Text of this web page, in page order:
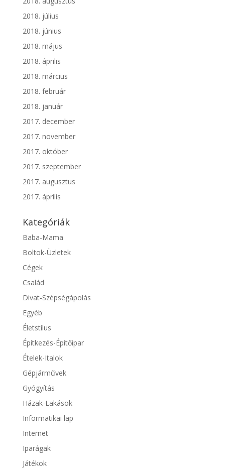
2018. július
2018. június
2018. május
2018. április
2018. március
2018. február
2018. január
2017. december
2017. november
2017. október
2017. szeptember
2017. augusztus
2017. április
Kategóriák
Baba-Mama
Boltok-Üzletek
Cégek
Család
Divat-Szépségápolás
Egyéb
Életstílus
Építkezés-Építőipar
Ételek-Italok
Gépjárművek
Gyógyítás
Házak-Lakások
Informatikai lap
Internet
Iparágak
Játékok